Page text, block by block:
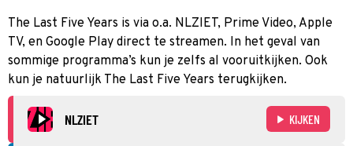
The Last Five Years is via o.a. NLZIET, Prime Video, Apple
TV, en Google Play direct te streamen. In het geval van
sommige programma’s kun je zelfs al vooruitkijken. Ook
kun je natuurlijk The Last Five Years terugkijken.
NLZIET KIJKEN